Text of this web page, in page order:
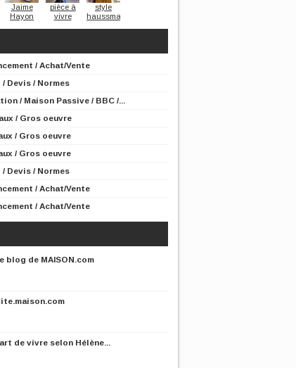
Jaime
Hayon
pièce à
vivre
style
haussmannien
/ Achat/Vente
/ Devis / Normes
/ Maison Passive / BBC /...
/ Gros oeuvre
/ Gros oeuvre
/ Gros oeuvre
/ Devis / Normes
/ Achat/Vente
/ Achat/Vente
blog de MAISON.com
de vivre selon Hélène...